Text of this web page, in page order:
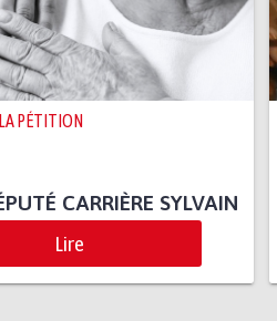
PÉTITION
CARRIÈRE SYLVAIN
Lire